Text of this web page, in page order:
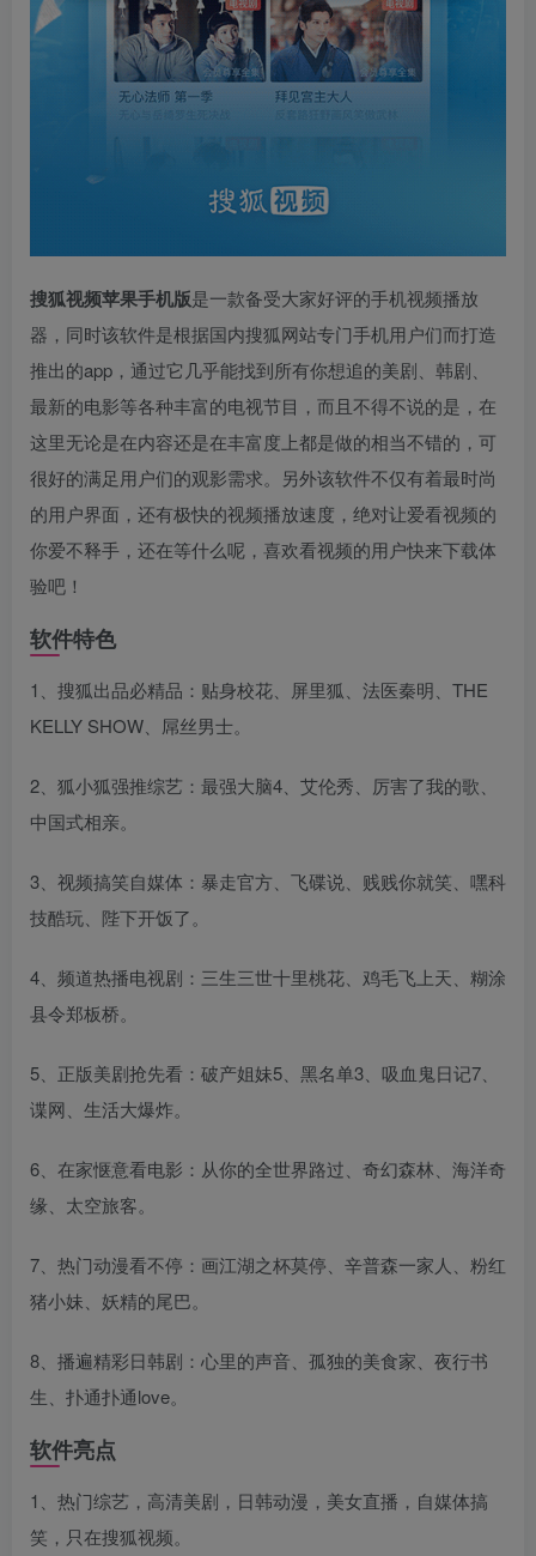
搜狐视频苹果手机版是一款备受大家好评的手机视频播放
器，同时该软件是根据国内搜狐网站专门手机用户们而打造
推出的app，通过它几乎能找到所有你想追的美剧、韩剧、
最新的电影等各种丰富的电视节目，而且不得不说的是，在
这里无论是在内容还是在丰富度上都是做的相当不错的，可
很好的满足用户们的观影需求。另外该软件不仅有着最时尚
的用户界面，还有极快的视频播放速度，绝对让爱看视频的
你爱不释手，还在等什么呢，喜欢看视频的用户快来下载体
验吧！
软件特色
1、搜狐出品必精品：贴身校花、屏里狐、法医秦明、THE
KELLY SHOW、屌丝男士。
2、狐小狐强推综艺：最强大脑4、艾伦秀、厉害了我的歌、
中国式相亲。
3、视频搞笑自媒体：暴走官方、飞碟说、贱贱你就笑、嘿科
技酷玩、陛下开饭了。
4、频道热播电视剧：三生三世十里桃花、鸡毛飞上天、糊涂
县令郑板桥。
5、正版美剧抢先看：破产姐妹5、黑名单3、吸血鬼日记7、
谍网、生活大爆炸。
6、在家惬意看电影：从你的全世界路过、奇幻森林、海洋奇
缘、太空旅客。
7、热门动漫看不停：画江湖之杯莫停、辛普森一家人、粉红
猪小妹、妖精的尾巴。
8、播遍精彩日韩剧：心里的声音、孤独的美食家、夜行书
生、扑通扑通love。
软件亮点
1、热门综艺，高清美剧，日韩动漫，美女直播，自媒体搞
笑，只在搜狐视频。